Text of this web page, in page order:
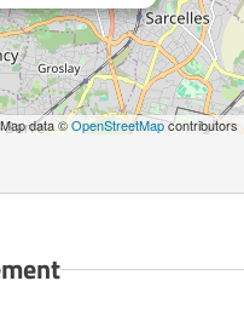
data ©OpenStreetMapcontributors